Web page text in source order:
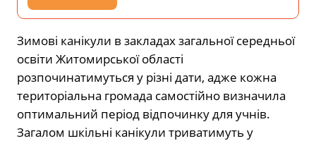
Зимові канікули в закладах загальної середньої
освіти Житомирської області
розпочинатимуться у різні дати, адже кожна
територіальна громада самостійно визначила
оптимальний період відпочинку для учнів.
Загалом шкільні канікули триватимуть у